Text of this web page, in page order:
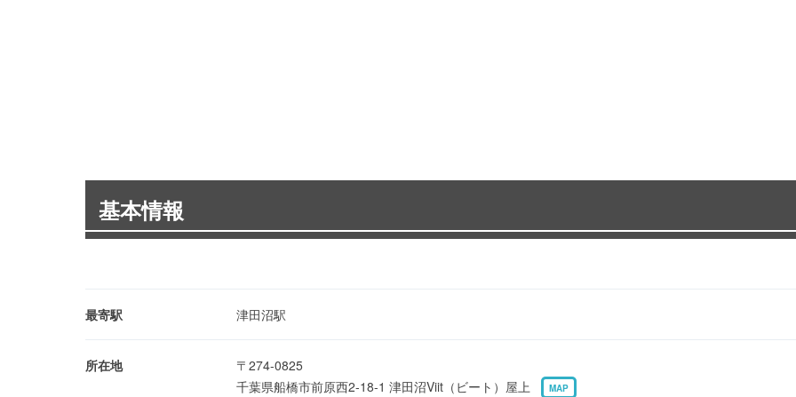
基本情報
最寄駅 津田沼駅
所在地
〒274-0825
千葉県船橋市前原西2-18-1 津田沼Viit（ビート）屋上
MAP